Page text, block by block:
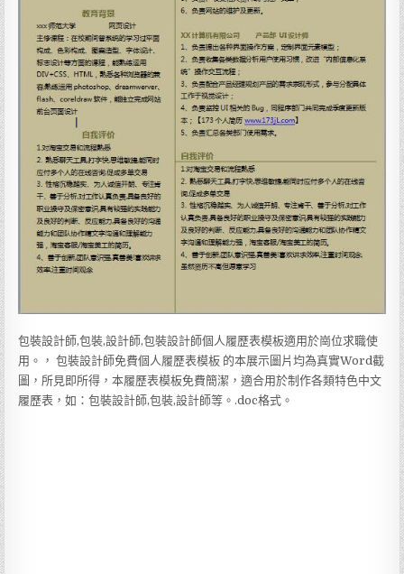
包裝設計師,包裝,設計師,包裝設計師個人履歷表模板適用於崗位求職使
用。， 包裝設計師免費個人履歷表模板 的本展示圖片均為真實Word截
圖，所見即所得，本履歷表模板免費簡潔，適合用於制作各類特色中文
履歷表，如：包裝設計師,包裝,設計師等。.doc格式。